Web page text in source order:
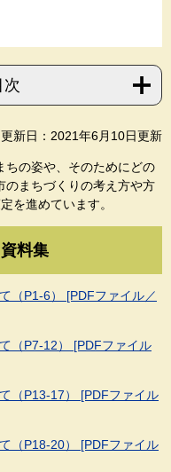
更新日：2021年6月10日更新
の姿や、そのためにどの
のまちづくりの考え方や方
を進めています。
料集
（P1-6） [PDFファイル／
（P7-12） [PDFファイル
（P13-17） [PDFファイル
（P18-20） [PDFファイル